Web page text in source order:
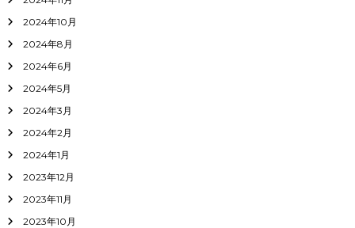
2024年10月
2024年8月
2024年6月
2024年5月
2024年3月
2024年2月
2024年1月
2023年12月
2023年11月
2023年10月